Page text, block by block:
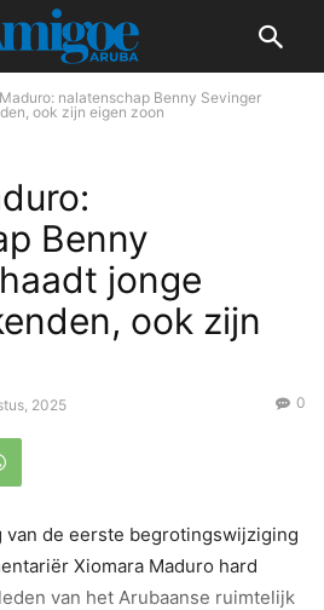
nalatenschap Benny Sevinger
ook zijn eigen zoon
Benny
jonge
ook zijn
2025 0
de eerste begrotingswijziging
Xiomara Maduro hard
van het Arubaanse ruimtelijk